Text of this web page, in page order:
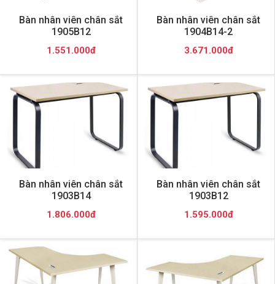
Bàn nhân viên chân sắt
1905B12
1.551.000đ
Bàn nhân viên chân sắt
1904B14-2
3.671.000đ
Bàn nhân viên chân sắt
1903B14
1.806.000đ
Bàn nhân viên chân sắt
1903B12
1.595.000đ